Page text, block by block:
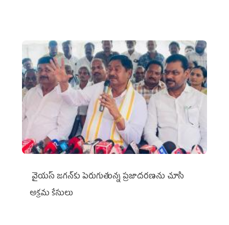
వైయ‌స్ జగన్‌కు పెరుగుతున్న ప్రజాదరణను చూసి
అక్రమ కేసులు